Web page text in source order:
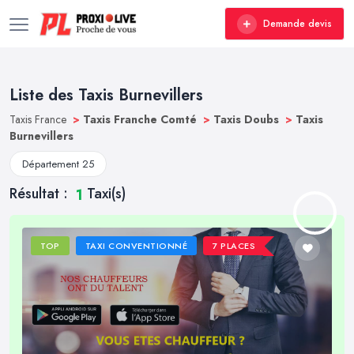
Demande devis
Liste des Taxis Burnevillers
Taxis France > Taxis Franche Comté > Taxis Doubs > Taxis
Burnevillers
Département 25
Résultat : 1 Taxi(s)
TOP TAXI CONVENTIONNÉ 7 PLACES